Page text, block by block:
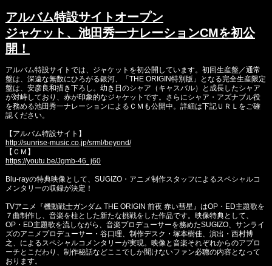
アルバム特設サイトオープン
ジャケット、池田秀一ナレーションCMを初公
開！
アルバム特設サイトでは、ジャケットを初公開しています。初回生産盤／通常
盤は、深遠な無数にひろがる銀河、「THE ORIGIN特別版」となる完全生産限定
盤は、安彦良和描き下ろし。幼き日のシャア（キャスバル）と成長したシャア
が対峙しており、赤が印象的なジャケットです。さらにシャア・アズナブル役
を務める池田秀一ナレーションによるＣＭも公開中。詳細は下記ＵＲＬをご確
認ください。
【アルバム特設サイト】
http://sunrise-music.co.jp/srml/beyond/
【ＣＭ】
https://youtu.be/Jgmb-46_j60
Blu-rayの特典映像として、SUGIZO・アニメ制作スタッフによるスペシャルコ
メンタリーの収録が決定！
TVアニメ『機動戦士ガンダム THE ORIGIN 前夜 赤い彗星』はOP・ED主題歌を
７曲制作し、音楽を柱とした新たな挑戦をした作品です。映像特典として、
OP・ED主題歌を流しながら、音楽プロデューサーを務めたSUGIZO、サンライ
ズのアニメプロデューサー・谷口理、制作デスク・塚本樹佳、演出・西村博
之、によるスペシャルコメンタリーが実現。映像と音楽それぞれからのアプロ
ーチとこだわり、制作秘話などここでしか聞けないファン必聴の内容となって
おります。